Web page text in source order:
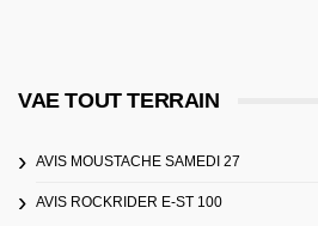
VAE TOUT TERRAIN
AVIS MOUSTACHE SAMEDI 27
AVIS ROCKRIDER E-ST 100